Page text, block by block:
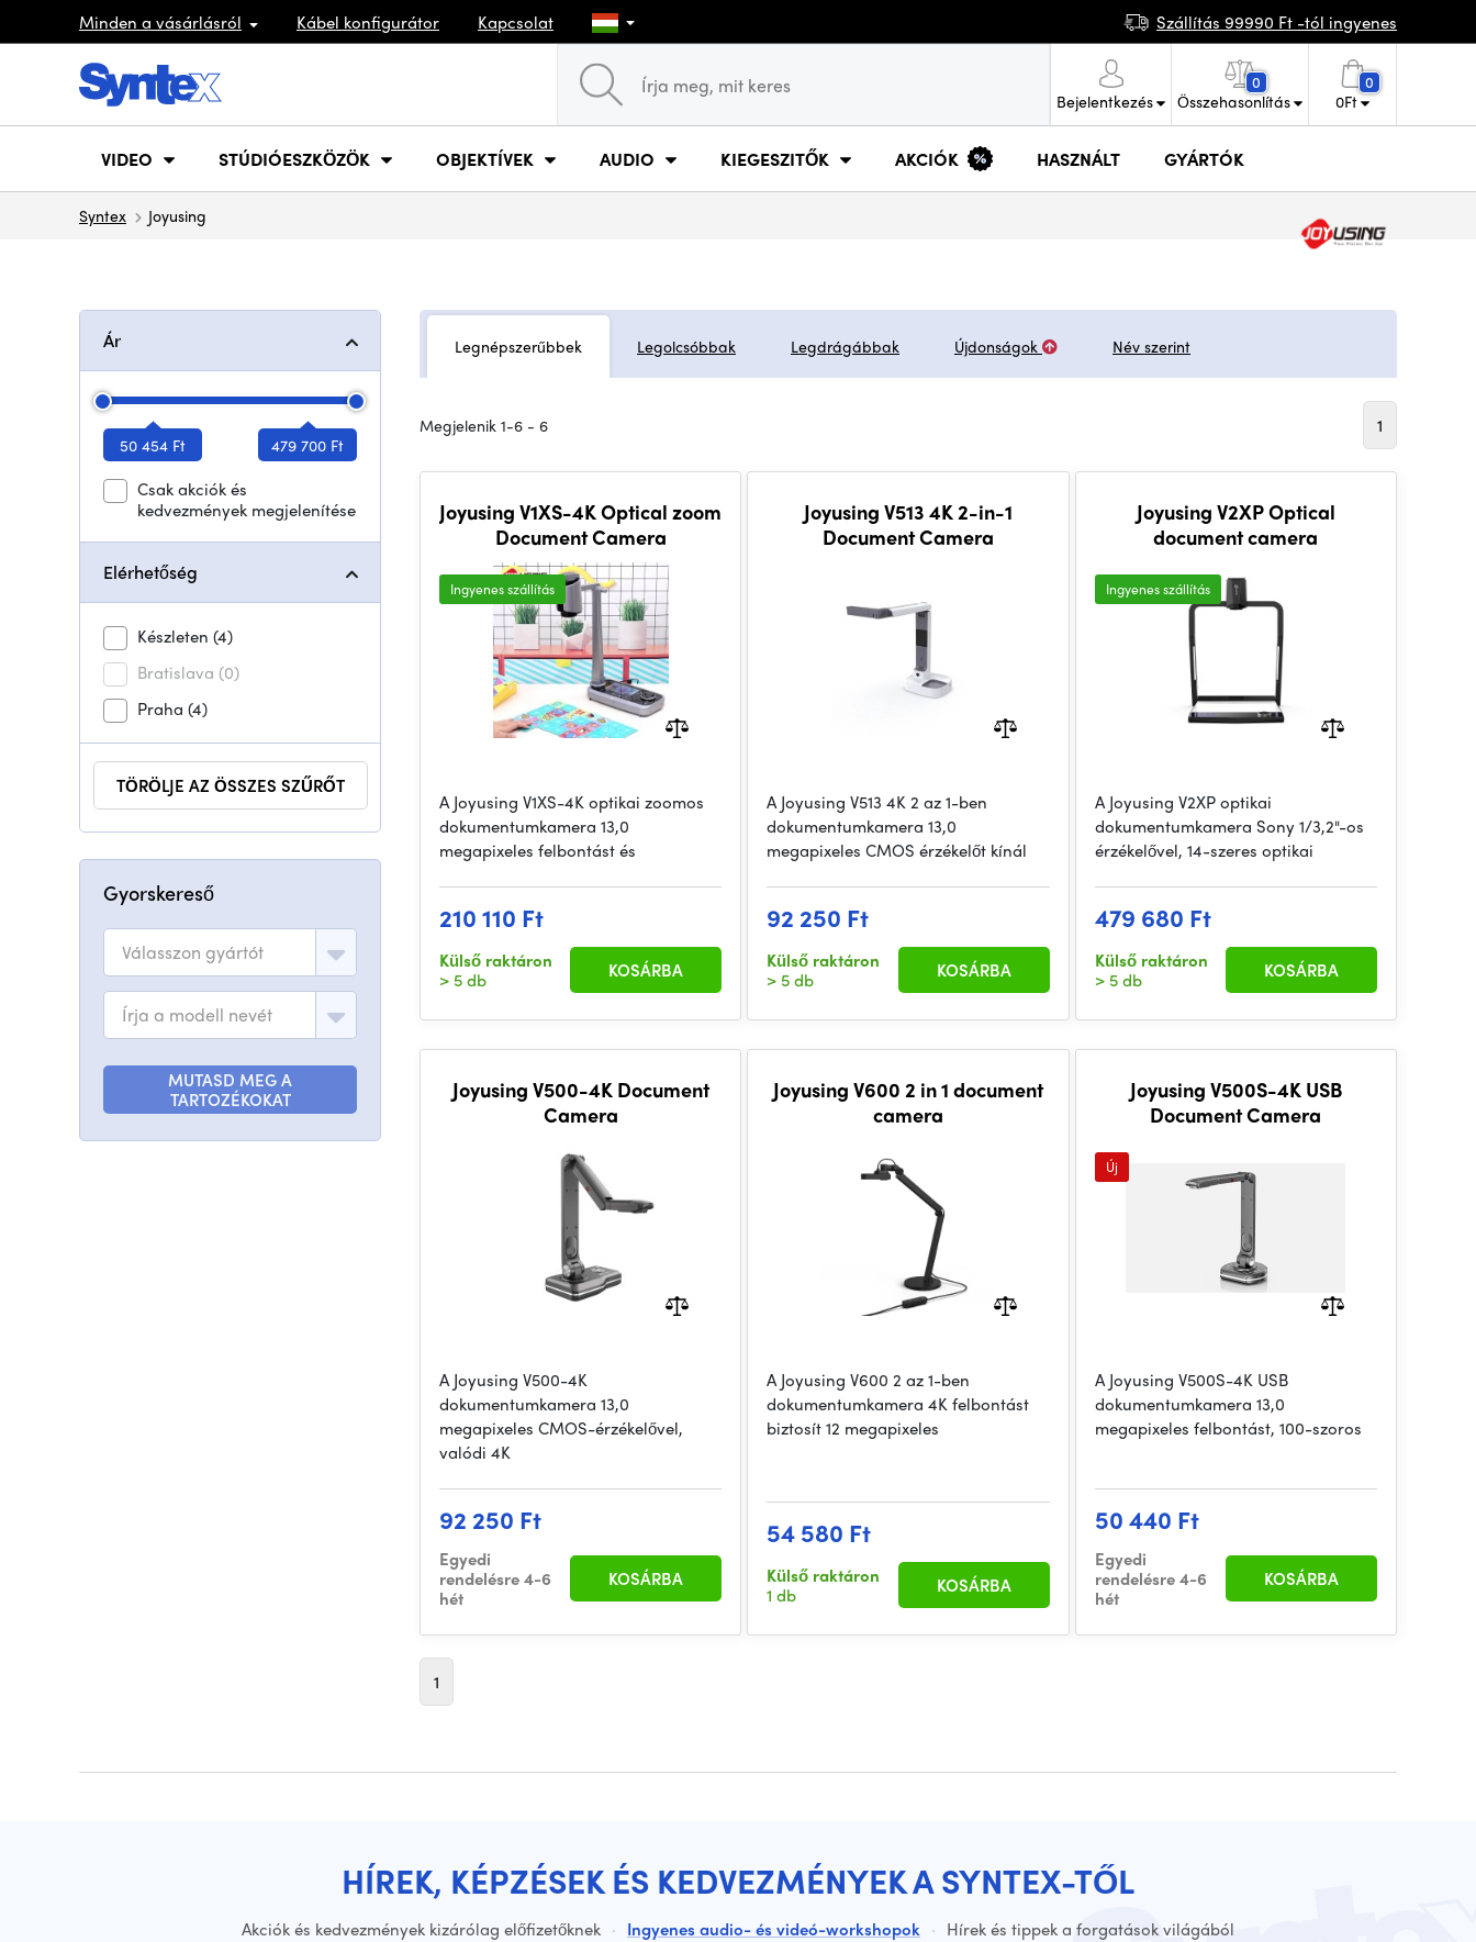
Minden a vásárlásról Kábel konfigurátor Kapcsolat Szállítás 99990 Ft -tól ingyenes
Bejelentkezés
0
Összehasonlítás
0
0Ft
VIDEO STÚDIÓESZKÖZÖK OBJEKTÍVEK AUDIO KIEGESZITŐK AKCIÓK HASZNÁLT GYÁRTÓK
Syntex Joyusing
Ár
50 454 Ft 479 700 Ft
Csak akciók és
kedvezmények megjelenítése
Elérhetőség
Készleten (4)
Bratislava (0)
Praha (4)
TÖRÖLJE AZ ÖSSZES SZŰRŐT
Gyorskereső
Válasszon gyártót
Írja a modell nevét
MUTASD MEG A
TARTOZÉKOKAT
Legnépszerűbbek Legolcsóbbak Legdrágábbak Újdonságok Név szerint
Megjelenik 1-6 - 6 1
Joyusing V1XS-4K Optical zoom
Document Camera
Ingyenes szállítás
A Joyusing V1XS-4K optikai zoomos
dokumentumkamera 13,0
megapixeles felbontást és
210 110 Ft
Külső raktáron
> 5 db
KOSÁRBA
Joyusing V513 4K 2-in-1
Document Camera
A Joyusing V513 4K 2 az 1-ben
dokumentumkamera 13,0
megapixeles CMOS érzékelőt kínál
92 250 Ft
Külső raktáron
> 5 db
KOSÁRBA
Joyusing V2XP Optical
document camera
Ingyenes szállítás
A Joyusing V2XP optikai
dokumentumkamera Sony 1/3,2"-os
érzékelővel, 14-szeres optikai
479 680 Ft
Külső raktáron
> 5 db
KOSÁRBA
Joyusing V500-4K Document
Camera
A Joyusing V500-4K
dokumentumkamera 13,0
megapixeles CMOS-érzékelővel,
valódi 4K
92 250 Ft
Egyedi
rendelésre 4-6
hét
KOSÁRBA
Joyusing V600 2 in 1 document
camera
A Joyusing V600 2 az 1-ben
dokumentumkamera 4K felbontást
biztosít 12 megapixeles
54 580 Ft
Külső raktáron
1 db
KOSÁRBA
Joyusing V500S-4K USB
Document Camera
Új
A Joyusing V500S-4K USB
dokumentumkamera 13,0
megapixeles felbontást, 100-szoros
50 440 Ft
Egyedi
rendelésre 4-6
hét
KOSÁRBA
1
HÍREK, KÉPZÉSEK ÉS KEDVEZMÉNYEK A SYNTEX-TŐL
Akciók és kedvezmények kizárólag előfizetőknek · Ingyenes audio- és videó-workshopok · Hírek és tippek a forgatások világából